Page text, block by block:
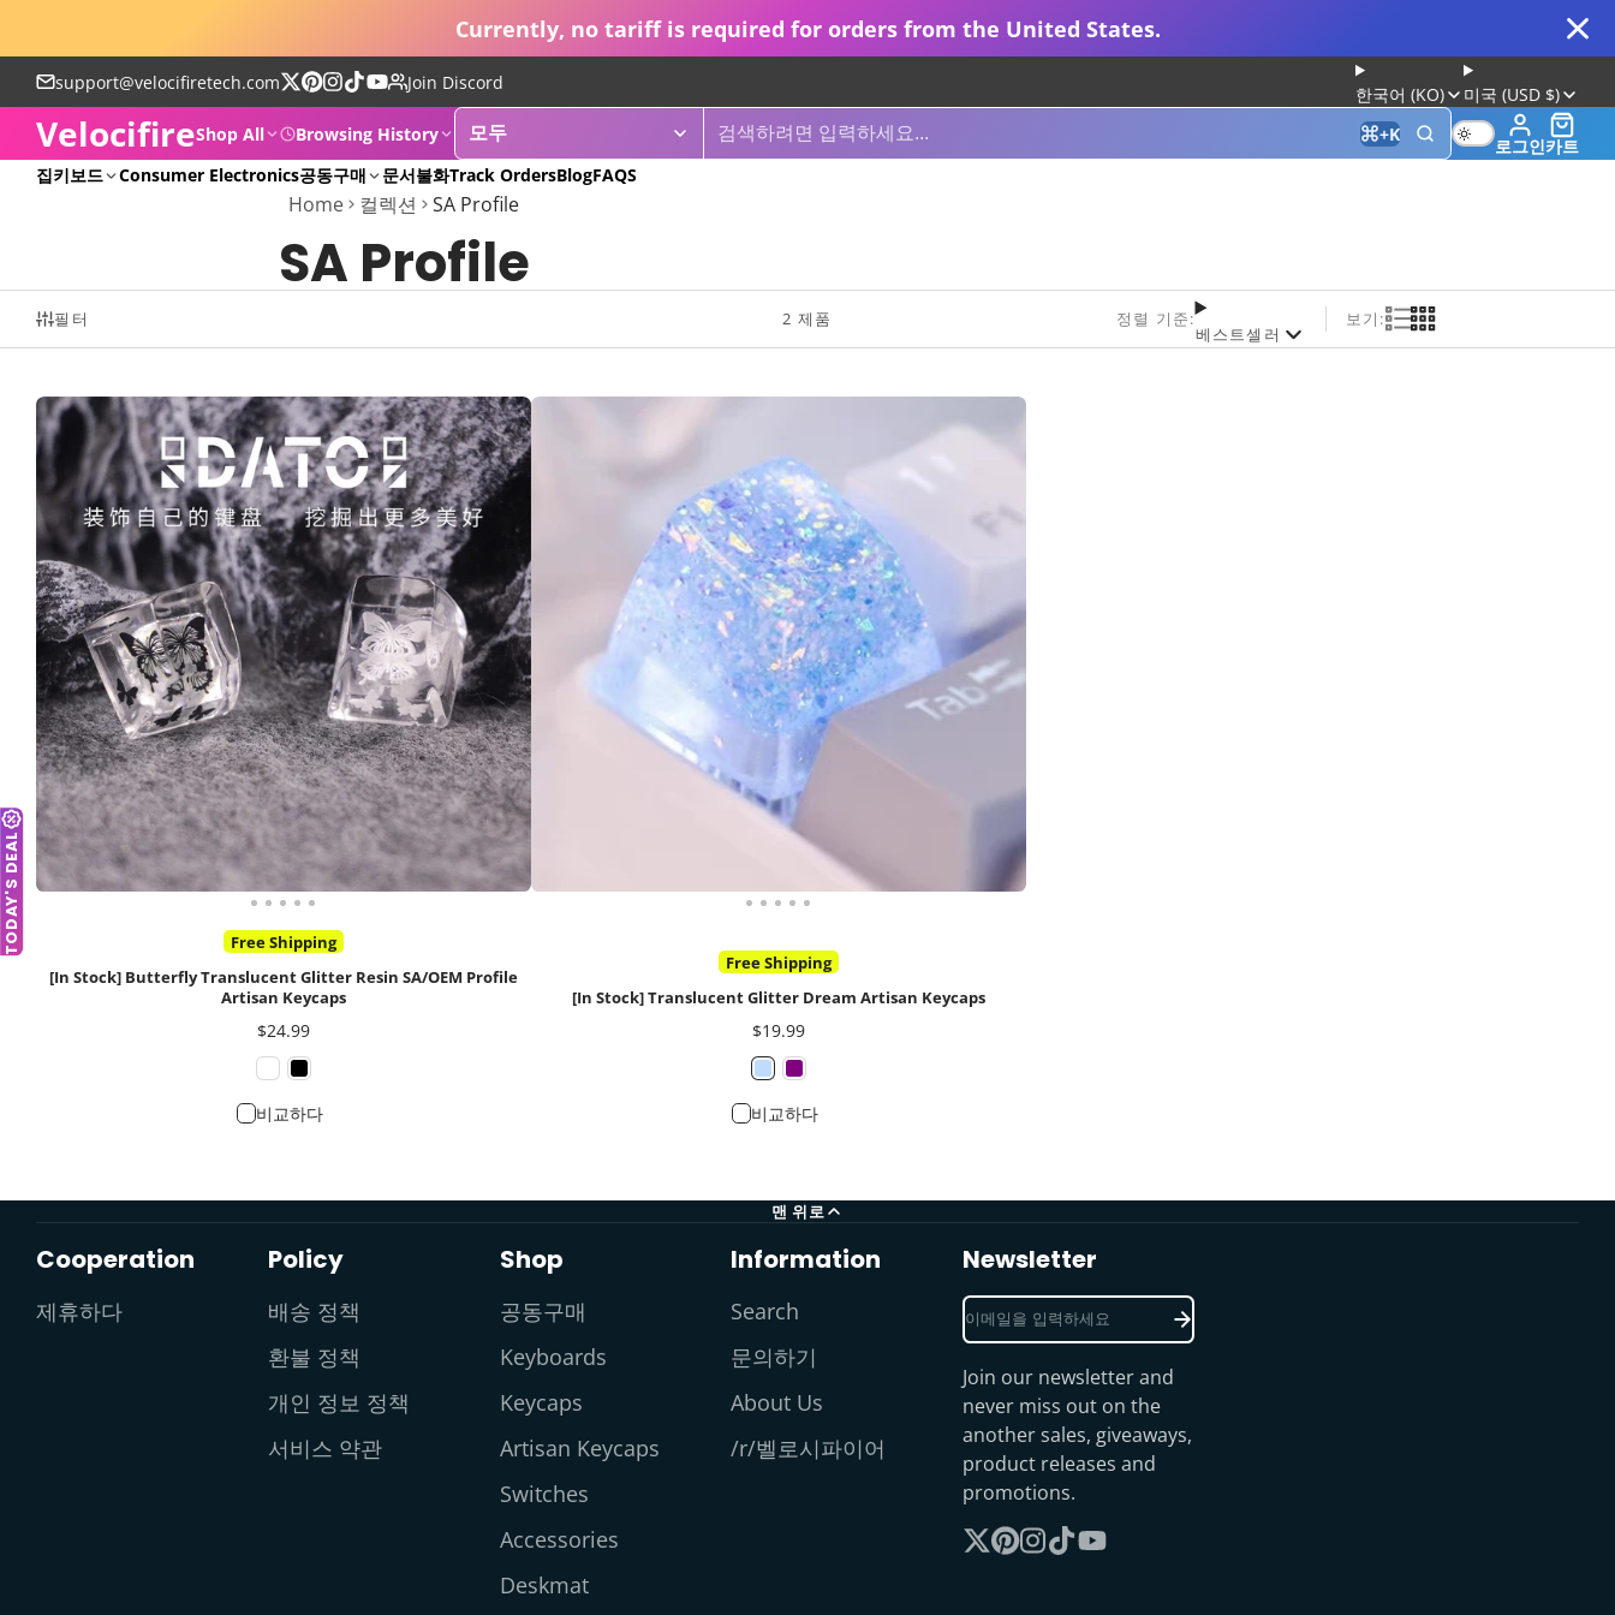
TODAY'S DEAL
Currently, no tariff is required for orders from the United States.
support@velocifiretech.com
X
를
따
라
가
요
Pinterest
Instagram
TikTok
YouTube
Join Discord
한국어 (KO) 미국 (USD $)
VelocifireShop All Browsing History +K
POPULAR PRODUCTS
가
$79부터
1000+ Units Sold
Budgetest Keyboard
[In Stock] Xinmeng M75/M75Pro 75% Pre-Built Mechanical Keyboard
Screwless Structure QMK/VIA Support Ice Crystals Alu Weight
[In Stock] Lucky65 V2 65% Mechanical Keyboard
[In Stock] Wusikey FF101 100% Pre-Built Mechanical Keyboard
로그인카트
집키보드 Consumer Electronics공동구매 문서불화Track OrdersBlogFAQS
Home 컬렉션 SA Profile
SA Profile
필터 2 제품 정렬 기준:
베스트셀러
보기:
Free Shipping
[In Stock] Butterfly Translucent Glitter Resin SA/OEM Profile
Artisan Keycaps
가
$24.99
비교하다
Free Shipping
[In Stock] Translucent Glitter Dream Artisan Keycaps
가
$19.99
비교하다
맨 위로
Cooperation
제휴하다
Policy
배송 정책
환불 정책
개인 정보 정책
서비스 약관
Shop
공동구매
Keyboards
Keycaps
Artisan Keycaps
Switches
Accessories
Deskmat
Information
Search
문의하기
About Us
/r/벨로시파이어
Newsletter
이
메
일
을
하
세
요
Join our newsletter and
never miss out on the
another sales, giveaways,
product releases and
promotions.